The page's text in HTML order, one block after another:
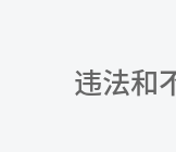
违法和